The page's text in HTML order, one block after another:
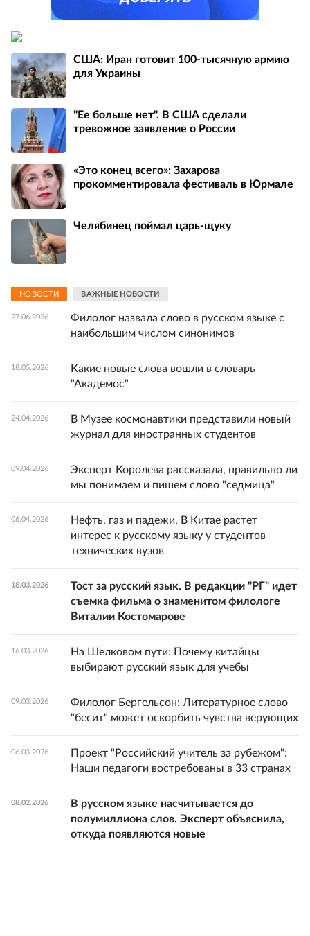
США: Иран готовит 100-тысячную армию
для Украины
"Ее больше нет". В США сделали
тревожное заявление о России
«Это конец всего»: Захарова
прокомментировала фестиваль в Юрмале
Челябинец поймал царь-щуку
НОВОСТИ ВАЖНЫЕ НОВОСТИ
27.06.2026
Филолог назвала слово в русском языке с
наибольшим числом синонимов
18.05.2026
Какие новые слова вошли в словарь
"Академос"
24.04.2026
В Музее космонавтики представили новый
журнал для иностранных студентов
09.04.2026
Эксперт Королева рассказала, правильно ли
мы понимаем и пишем слово "седмица"
06.04.2026
Нефть, газ и падежи. В Китае растет
интерес к русскому языку у студентов
технических вузов
18.03.2026
Тост за русский язык. В редакции "РГ" идет
съемка фильма о знаменитом филологе
Виталии Костомарове
16.03.2026
На Шелковом пути: Почему китайцы
выбирают русский язык для учебы
09.03.2026
Филолог Бергельсон: Литературное слово
"бесит" может оскорбить чувства верующих
06.03.2026
Проект "Российский учитель за рубежом":
Наши педагоги востребованы в 33 странах
08.02.2026
В русском языке насчитывается до
полумиллиона слов. Эксперт объяснила,
откуда появляются новые